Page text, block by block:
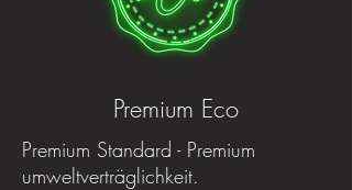
Premium Eco
Premium Standard - Premium
umweltverträglichkeit.